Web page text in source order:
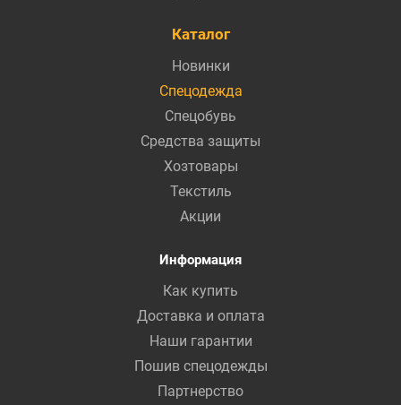
Каталог
Новинки
Спецодежда
Спецобувь
Средства защиты
Хозтовары
Текстиль
Акции
Информация
Как купить
Доставка и оплата
Наши гарантии
Пошив спецодежды
Партнерство